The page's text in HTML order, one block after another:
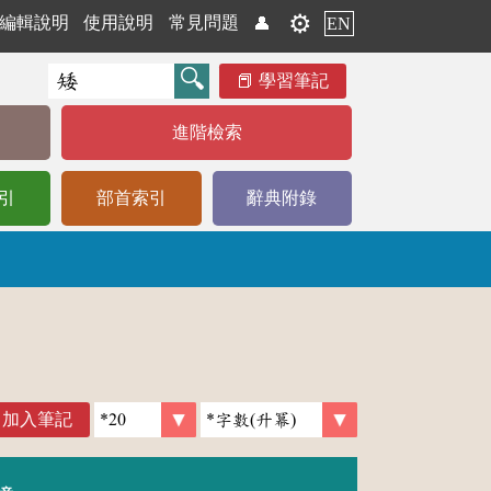
編輯說明 使用說明 常見問題 👤 ⚙️ EN
學習筆記
進階檢索
部首索引 辭典附錄
加入筆記